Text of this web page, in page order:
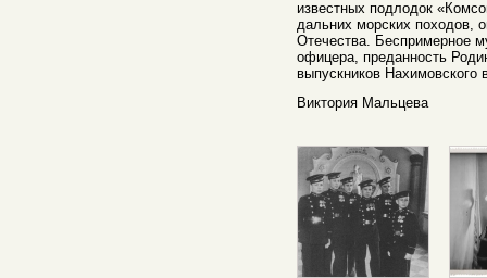
известных подлодок
дальних морских походов,
Отечества. Беспримерное
офицера, преданность
выпускников Нахимовского
Виктория Мальцева